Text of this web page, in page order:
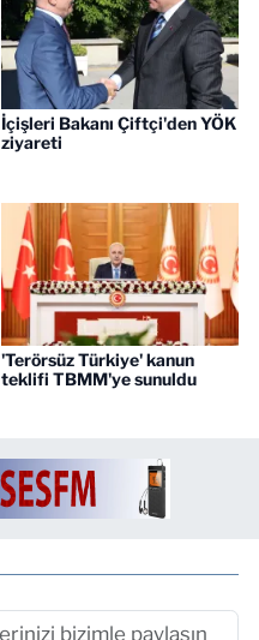
İçişleri Bakanı Çiftçi'den YÖK
ziyareti
'Terörsüz Türkiye' kanun
teklifi TBMM'ye sunuldu